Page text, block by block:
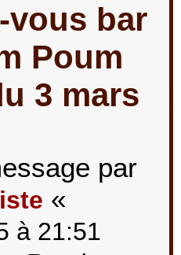
vous bar
Poum
3 mars
par
«
à 21:51